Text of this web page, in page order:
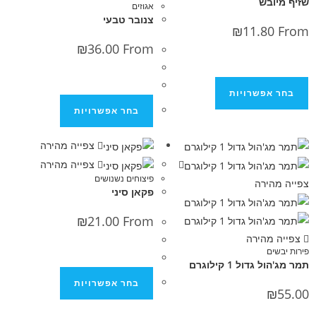
₪
צנובר טבעי
₪36.00
בחר אפשרויות
1 קילוגרם
צפייה מהירה
צפייה מהירה
פיצוחים נשנושים
פקאן סיני
From
₪21.00
בחר אפשרויות